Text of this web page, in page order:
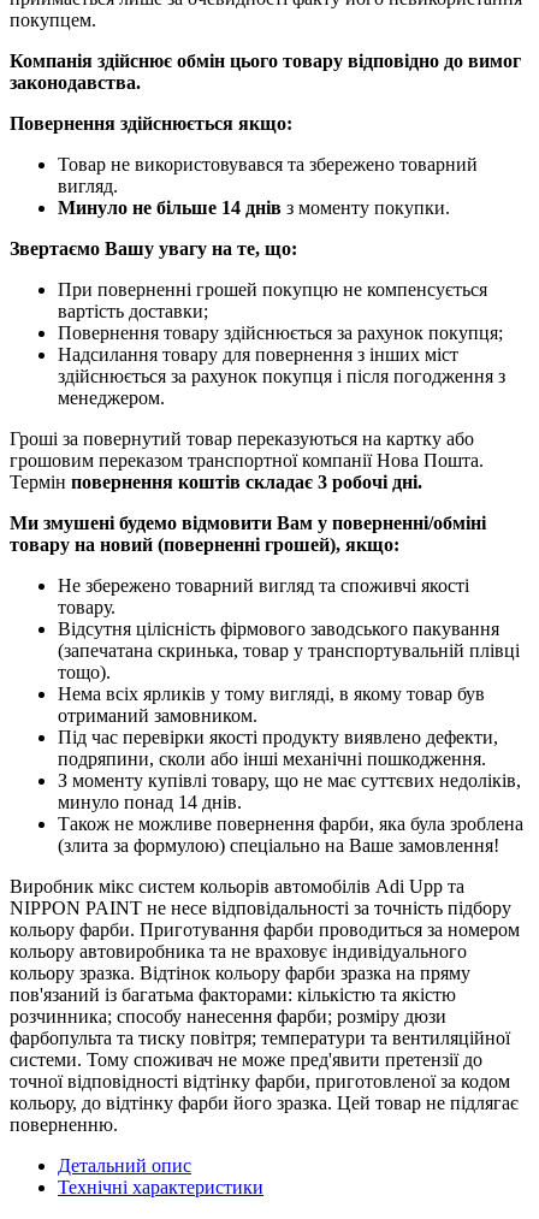
покупцем.
Компанія здійснює обмін цього товару відповідно до вимог
законодавства.
Повернення здійснюється якщо:
Товар не використовувався та збережено товарний
вигляд.
Минуло не більше 14 днів з моменту покупки.
Звертаємо Вашу увагу на те, що:
При поверненні грошей покупцю не компенсується
вартість доставки;
Повернення товару здійснюється за рахунок покупця;
Надсилання товару для повернення з інших міст
здійснюється за рахунок покупця і після погодження з
менеджером.
Гроші за повернутий товар переказуються на картку або
грошовим переказом транспортної компанії Нова Пошта.
Термін повернення коштів складає 3 робочі дні.
Ми змушені будемо відмовити Вам у поверненні/обміні
товару на новий (поверненні грошей), якщо:
Не збережено товарний вигляд та споживчі якості
товару.
Відсутня цілісність фірмового заводського пакування
(запечатана скринька, товар у транспортувальній плівці
тощо).
Нема всіх ярликів у тому вигляді, в якому товар був
отриманий замовником.
Під час перевірки якості продукту виявлено дефекти,
подряпини, сколи або інші механічні пошкодження.
З моменту купівлі товару, що не має суттєвих недоліків,
минуло понад 14 днів.
Також не можливе повернення фарби, яка була зроблена
(злита за формулою) спеціально на Ваше замовлення!
Виробник мікс систем кольорів автомобілів Adi Upp та
NIPPON PAINT не несе відповідальності за точність підбору
кольору фарби. Приготування фарби проводиться за номером
кольору автовиробника та не враховує індивідуального
кольору зразка. Відтінок кольору фарби зразка на пряму
пов'язаний із багатьма факторами: кількістю та якістю
розчинника; способу нанесення фарби; розміру дюзи
фарбопульта та тиску повітря; температури та вентиляційної
системи. Тому споживач не може пред'явити претензії до
точної відповідності відтінку фарби, приготовленої за кодом
кольору, до відтінку фарби його зразка. Цей товар не підлягає
поверненню.
Детальний опис
Технічні характеристики